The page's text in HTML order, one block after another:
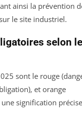
ainsi la prévention
le site industriel.
selon
sont le rouge
et orange
signification